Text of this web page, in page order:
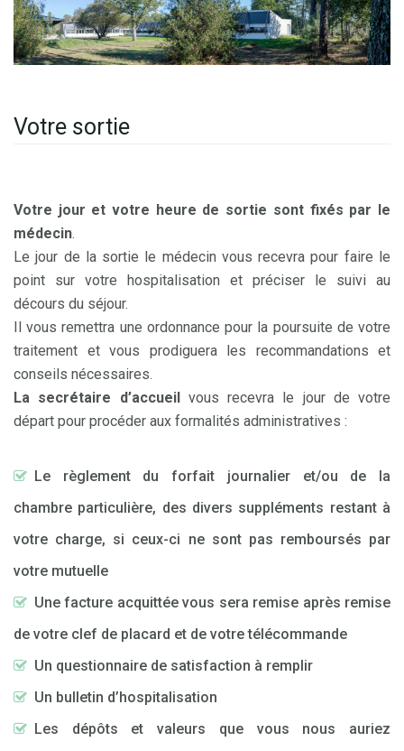
Votre sortie
Votre jour et votre heure de sortie sont fixés par le
médecin.
Le jour de la sortie le médecin vous recevra pour faire le
point sur votre hospitalisation et préciser le suivi au
décours du séjour.
Il vous remettra une ordonnance pour la poursuite de votre
traitement et vous prodiguera les recommandations et
conseils nécessaires.
La secrétaire d’accueilvous recevra le jour de votre
départ pour procéder aux formalités administratives :
Le règlement du forfait journalier et/ou de la
chambre particulière, des divers suppléments restant à
votre charge, si ceux-ci ne sont pas remboursés par
votre mutuelle
Une facture acquittée vous sera remise après remise
de votre clef de placard et de votre télécommande
Un questionnaire de satisfaction à remplir
Un bulletin d’hospitalisation
Les dépôts et valeurs que vous nous auriez